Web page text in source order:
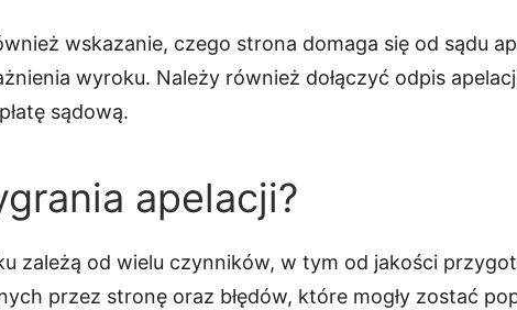
wskazanie, czego strona domaga się od sądu
wyroku. Należy również dołączyć odpis
sądową.
apelacji?
zależą od wielu czynników, w tym od jakości
przez stronę oraz błędów, które mogły zostać